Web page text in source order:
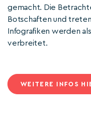
gemacht. Die
Botschaften und
Infografiken werden
verbreitet.
WEITERE INFOS